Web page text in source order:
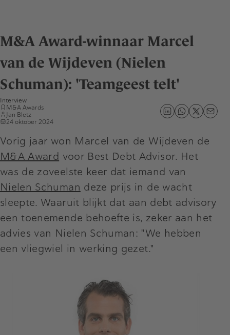
M&A Award-winnaar Marcel
van de Wijdeven (Nielen
Schuman): 'Teamgeest telt'
Interview
M&A Awards
Jan Bletz
24 oktober 2024
Vorig jaar won Marcel van de Wijdeven de
M&A Award voor Best Debt Advisor. Het
was de zoveelste keer dat iemand van
Nielen Schuman deze prijs in de wacht
sleepte. Waaruit blijkt dat aan debt advisory
een toenemende behoefte is, zeker aan het
advies van Nielen Schuman: "We hebben
een vliegwiel in werking gezet."